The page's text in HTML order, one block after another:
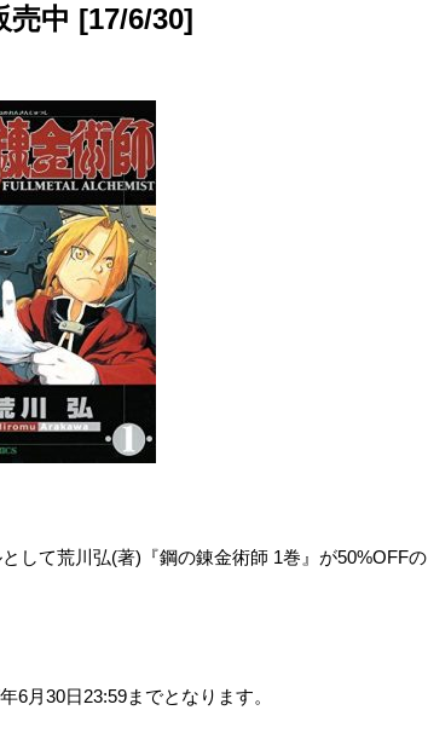
売中 [17/6/30]
して荒川弘(著)『鋼の錬金術師 1巻』が50%OFFの
6月30日23:59までとなります。